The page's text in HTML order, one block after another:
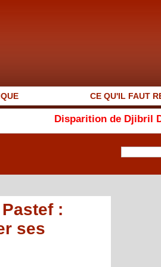
CE QU'IL FAUT
de Djibril Dièye : «
:
ses